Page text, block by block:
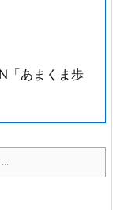
「あまくま歩